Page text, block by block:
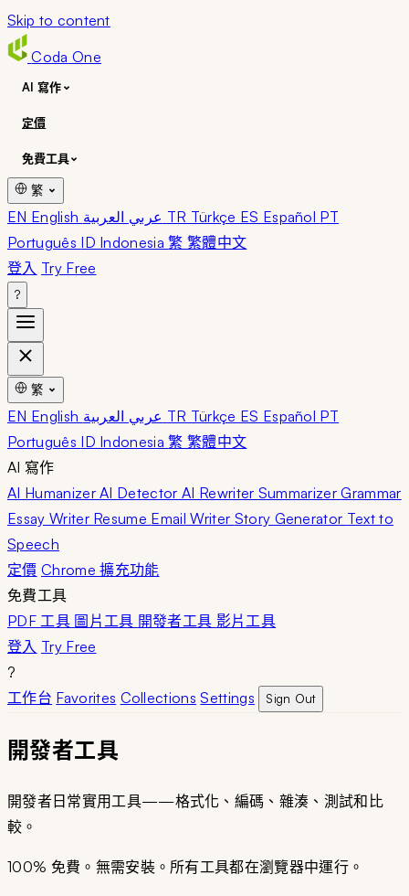
Skip to content
Coda One
AI 寫作
定價
免費工具
繁
EN English TR Türkçe ES Español PT
Português ID Indonesia繁 繁體中文
登入 Try Free
?
繁
EN English TR Türkçe ES Español PT
Português ID Indonesia繁 繁體中文
AI 寫作
AI HumanizerAI DetectorAI Rewriter SummarizerGrammar
Essay Writer Resume Email Writer Story Generator Text to
Speech
定價 Chrome 擴充功能
免費工具
PDF 工具 圖片工具 開發者工具 影片工具
登入 Try Free
?
工作台 Favorites Collections Settings Sign Out
開發者工具
開發者日常實用工具——格式化、編碼、雜湊、測試和比
較。
100% 免費。無需安裝。所有工具都在瀏覽器中運行。